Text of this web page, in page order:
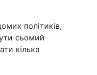
політиків,
сьомий
кілька